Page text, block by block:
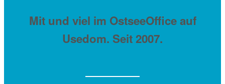
Mit und viel im OstseeOffice auf
Usedom. Seit 2007.